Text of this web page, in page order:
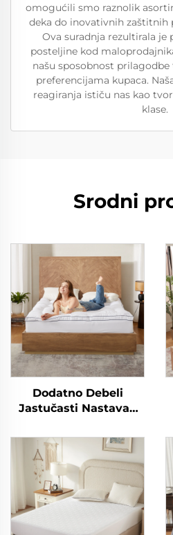
omogućili smo raznolik
deka do inovativnih zaštitnih
Ova suradnja rezultirala je
posteljine kod
našu sposobnost
preferencijama kupaca.
reagiranja ističu nas kao
klase.
Srodni
Dodatno Debeli
Jastučasti Nastavak
Prozračan Puhavi
Mecka Nastavka za
Madrac s Elastičnim
Džepovima do 15 Inča